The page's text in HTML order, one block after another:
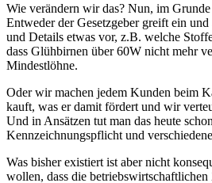
Wie verändern wir das? Nun, im Grunde
Entweder der Gesetzgeber greift ein
und Details etwas vor, z.B. welche
dass Glühbirnen über 60W nicht mehr
Mindestlöhne.
Oder wir machen jedem Kunden beim
kauft, was er damit fördert und wir
Und in Ansätzen tut man das heute
Kennzeichnungspflicht und
Was bisher existiert ist aber nicht
wollen, dass die betriebswirtschaftlichen